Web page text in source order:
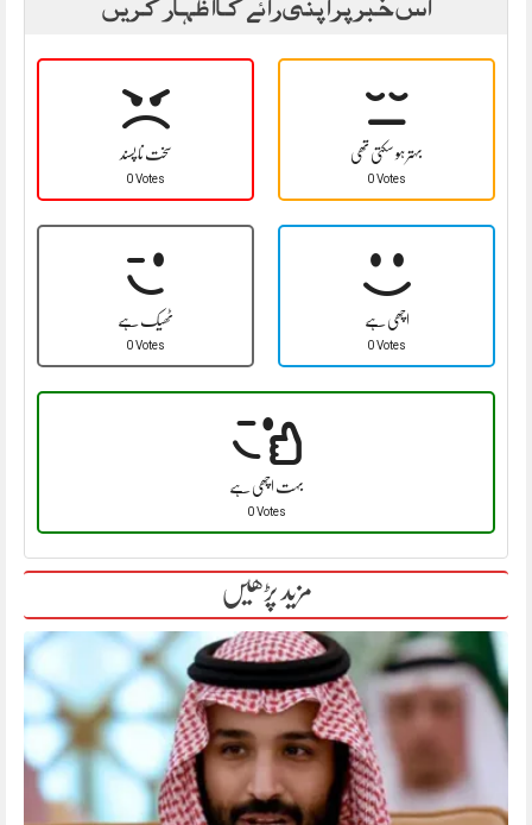
سخت نا پسند
0 Votes
بہتر ہو سکتی تھی
0 Votes
ٹھیک ہے
0 Votes
اچھی ہے
0 Votes
بہت اچھی ہے
0 Votes
مزید پڑھیں